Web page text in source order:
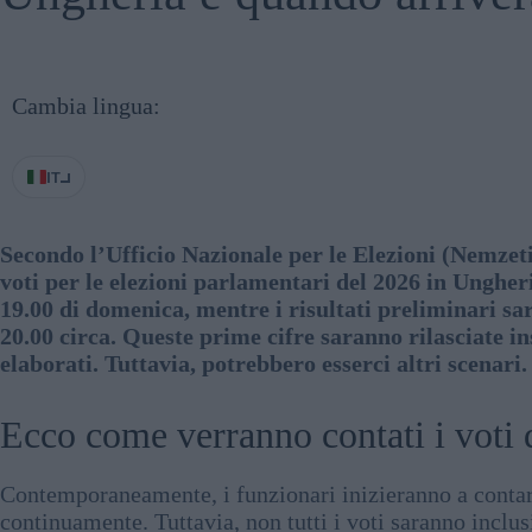
Cambia lingua:
IT
Secondo l’Ufficio Nazionale per le Elezioni
voti per le elezioni parlamentari del 2026 in
19.00 di domenica, mentre i risultati preliminari
20.00 circa. Queste prime cifre saranno rilasciate
elaborati. Tuttavia, potrebbero esserci altri scenari.
Ecco come verranno contati i voti
Contemporaneamente, i funzionari inizieranno a
continuamente. Tuttavia, non tutti i voti saranno